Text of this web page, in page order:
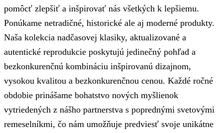
pomôcť zlepšiť a inšpirovať nás všetkých k lepšiemu.
Ponúkame netradičné, historické ale aj moderné produkty.
Naša kolekcia nadčasovej klasiky, aktualizované a
autentické reprodukcie poskytujú jedinečný pohľad a
bezkonkurenčnú kombináciu inšpirovanú dizajnom,
vysokou kvalitou a bezkonkurenčnou cenou. Každé ročné
obdobie prinášame bohatstvo nových myšlienok
vytriedených z nášho partnerstva s poprednými svetovými
remeselníkmi, čo nám umožňuje predviesť svoje unikátne